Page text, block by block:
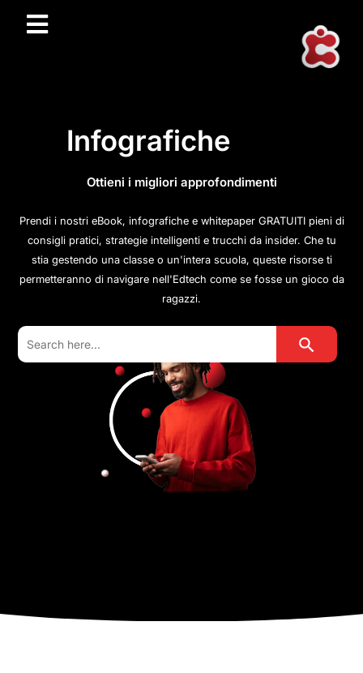
Infografiche
Ottieni i migliori approfondimenti
Prendi i nostri eBook, infografiche e whitepaper GRATUITI pieni di
consigli pratici, strategie intelligenti e trucchi da insider. Che tu
stia gestendo una classe o un'intera scuola, queste risorse ti
permetteranno di navigare nell'Edtech come se fosse un gioco da
ragazzi.
Search
for:
Search Button